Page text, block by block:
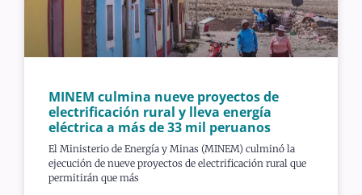
MINEM culmina nueve proyectos de
electrificación rural y lleva energía
eléctrica a más de 33 mil peruanos
El Ministerio de Energía y Minas (MINEM) culminó la
ejecución de nueve proyectos de electrificación rural que
permitirán que más